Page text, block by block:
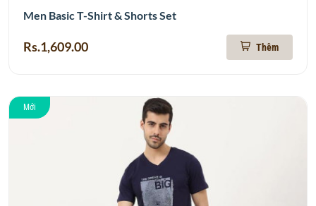
Men Basic T-Shirt & Shorts Set
Rs.1,609.00 Thêm
Mới